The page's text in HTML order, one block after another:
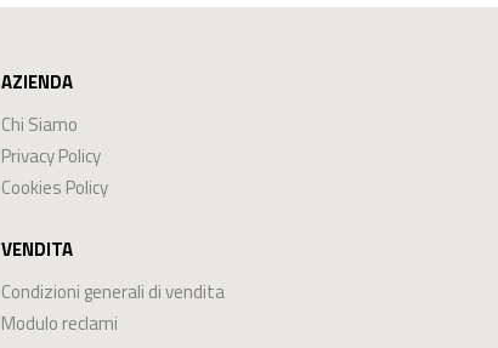
AZIENDA
Chi Siamo
Privacy Policy
Cookies Policy
VENDITA
Condizioni generali di vendita
Modulo reclami